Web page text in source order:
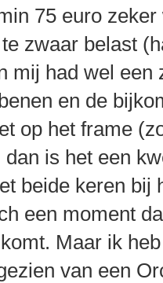
75 euro
zwaar belast
mij had wel
en de
op het frame
dan is het een
beide keren bij
een moment
Maar ik
van een